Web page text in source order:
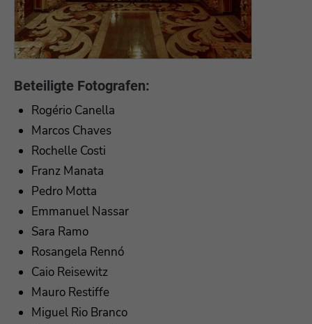
Beteiligte Fotografen:
Rogério Canella
Marcos Chaves
Rochelle Costi
Franz Manata
Pedro Motta
Emmanuel Nassar
Sara Ramo
Rosangela Rennó
Caio Reisewitz
Mauro Restiffe
Miguel Rio Branco